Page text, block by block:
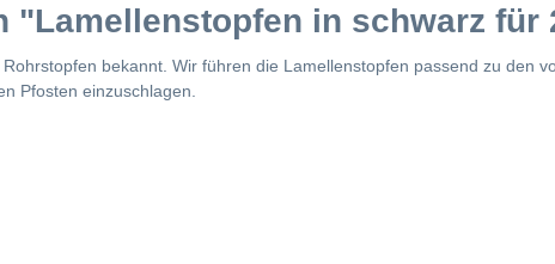
"Lamellenstopfen in schwarz für
bekannt. Wir führen die Lamellenstopfen passend zu
Pfosten einzuschlagen.